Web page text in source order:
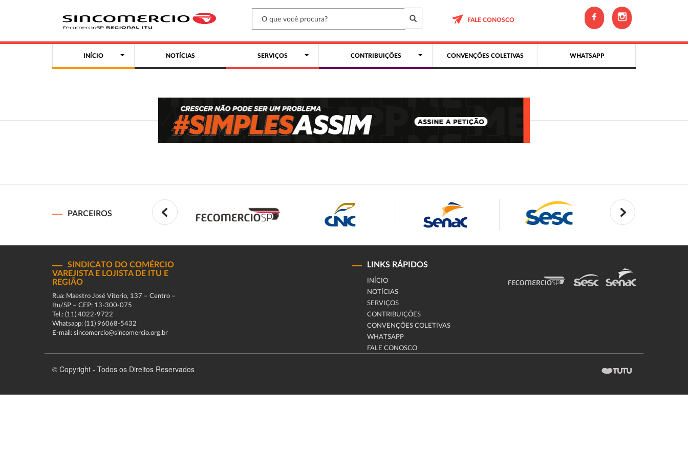
FALE CONOSCO
INÍCIO NOTÍCIAS SERVIÇOS CONTRIBUIÇÕES CONVENÇÕES COLETIVAS WHATSAPP
PARCEIROS
SINDICATO DO COMÉRCIO
VAREJISTA E LOJISTA DE ITU E
REGIÃO
Rua: Maestro José Vitorio, 137 – Centro –
Itu/SP – CEP: 13-300-075
Tel.: (11) 4022-9722
Whatsapp: (11) 96068-5432
E-mail: sincomercio@sincomercio.org.br
LINKS RÁPIDOS
INÍCIO
NOTÍCIAS
SERVIÇOS
CONTRIBUIÇÕES
CONVENÇÕES COLETIVAS
WHATSAPP
FALE CONOSCO
© Copyright - Todos os Direitos Reservados